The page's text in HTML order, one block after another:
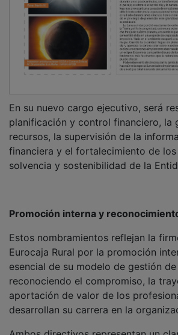
esencial de su modelo de gestión
reconociendo el compromiso, la
aportación de valor de los
desarrollan su carrera en la
Ambos directivos representan un
una política activa de identificación,
retención del talento, orientada a
cobertura de posiciones clave con
cualificados y plenamente alineados
corporativa.
también una apuesta estratégica
gestión basada en el conocimiento
organización.
Impulso al desarrollo organizativo y